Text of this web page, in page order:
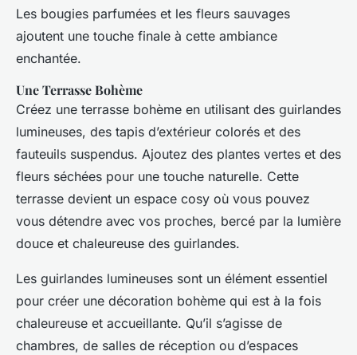
Les bougies parfumées et les fleurs sauvages
ajoutent une touche finale à cette ambiance
enchantée.
Une Terrasse Bohème
Créez une terrasse bohème en utilisant des guirlandes
lumineuses, des tapis d’extérieur colorés et des
fauteuils suspendus. Ajoutez des plantes vertes et des
fleurs séchées pour une touche naturelle. Cette
terrasse devient un espace cosy où vous pouvez
vous détendre avec vos proches, bercé par la lumière
douce et chaleureuse des guirlandes.
Les guirlandes lumineuses sont un élément essentiel
pour créer une décoration bohème qui est à la fois
chaleureuse et accueillante. Qu’il s’agisse de
chambres, de salles de réception ou d’espaces